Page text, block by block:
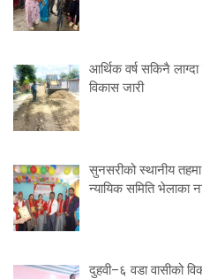
आर्थिक वर्ष सकिनै
विकास जारी
सुनसरीको स्थानीय
न्यायिक समिति भेलाका
दुहवी–६ वडा वासीको